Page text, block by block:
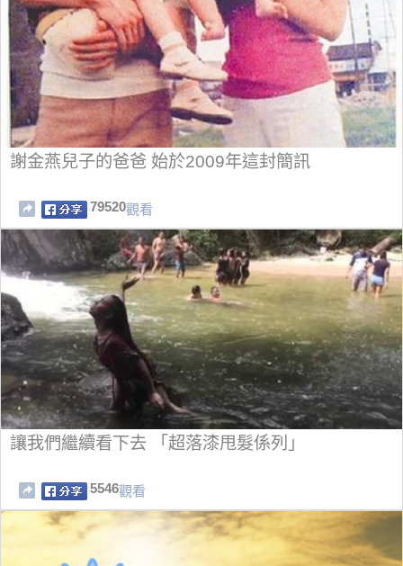
謝金燕兒子的爸爸 始於2009年這封簡訊
79520觀看
讓我們繼續看下去 「超落漆甩髮係列」
5546觀看